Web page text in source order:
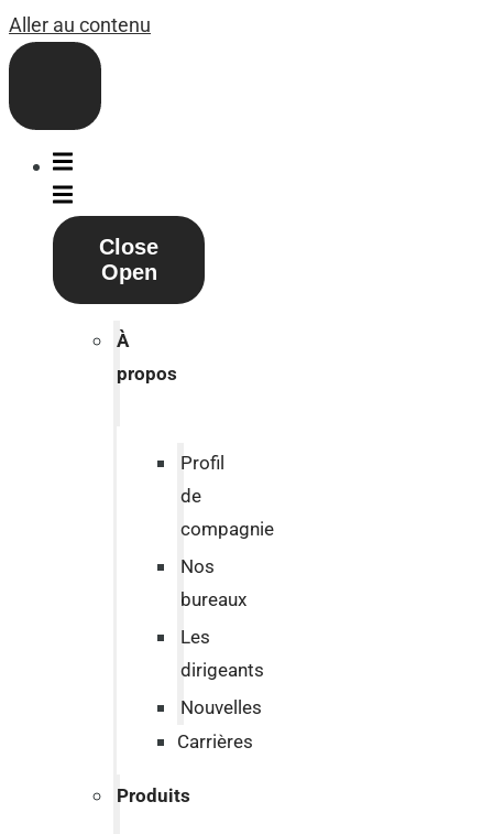
Aller au contenu
Close
Open
À
propos
Profil
de
compagnie
Nos
bureaux
Les
dirigeants
Nouvelles
Carrières
Produits